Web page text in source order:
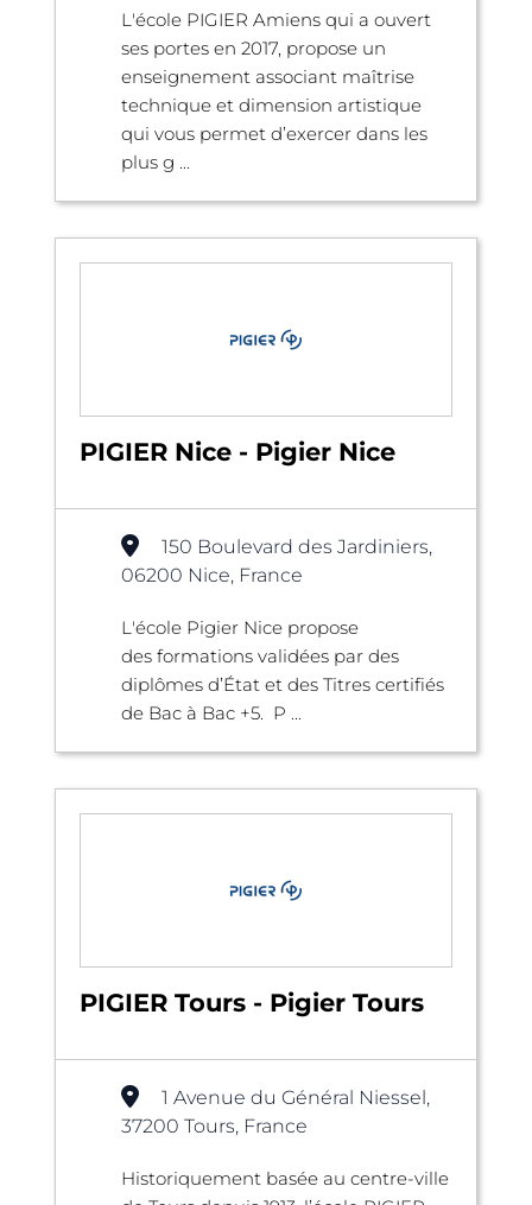
L'école PIGIER Amiens qui a ouvert
ses portes en 2017, propose un
enseignement associant maîtrise
technique et dimension artistique
qui vous permet d’exercer dans les
plus g ...
PIGIER Nice - Pigier Nice
150 Boulevard des Jardiniers,
06200 Nice, France
L'école Pigier Nice propose
des formations validées par des
diplômes d’État et des Titres certifiés
de Bac à Bac +5. P ...
PIGIER Tours - Pigier Tours
1 Avenue du Général Niessel,
37200 Tours, France
Historiquement basée au centre-ville